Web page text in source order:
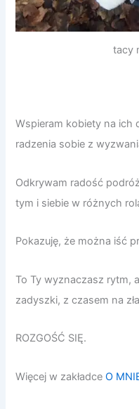
tacy
Wspieram kobiety na ich
radzenia sobie z
Odkrywam radość
tym i siebie w różnych
Pokazuję, że można iść
To Ty wyznaczasz rytm,
zadyszki, z czasem na
ROZGOŚĆ SIĘ.
Więcej w zakładceO